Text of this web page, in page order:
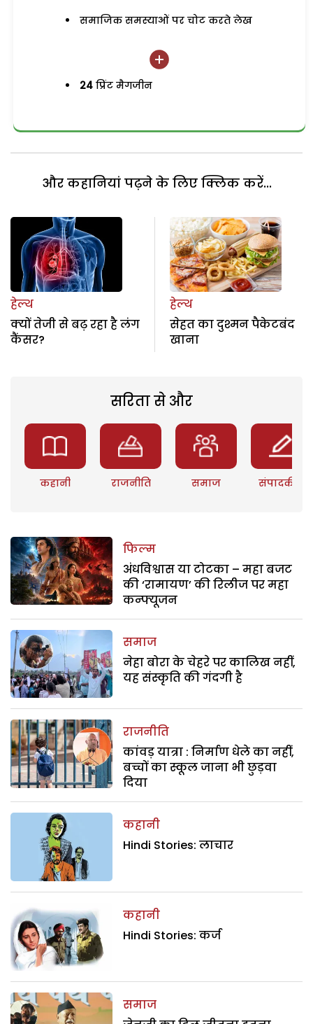
समाजिक समस्याओं पर चोट करते लेख
24 प्रिंट मैगजीन
और कहानियां पढ़ने के लिए क्लिक करें...
हेल्थ
क्यों तेजी से बढ़ रहा है लंग
कैंसर?
हेल्थ
सेहत का दुश्मन पैकेटबंद
खाना
सरिता से और
कहानी राजनीति समाज संपादकीय
फिल्म
अंधविश्वास या टोटका – महा बजट
की ‘रामायण’ की रिलीज पर महा
कन्फ्यूजन
समाज
नेहा बोरा के चेहरे पर कालिख नहीं,
यह संस्कृति की गंदगी है
राजनीति
कांवड़ यात्रा : निर्माण धेले का नहीं,
बच्चों का स्कूल जाना भी छुड़वा
दिया
कहानी
Hindi Stories: लाचार
कहानी
Hindi Stories: कर्ज
समाज